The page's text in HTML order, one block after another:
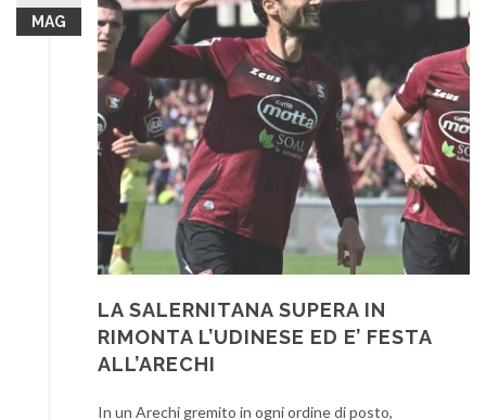
MAG
LA SALERNITANA SUPERA IN
RIMONTA L’UDINESE ED E’ FESTA
ALL’ARECHI
In un Arechi gremito in ogni ordine di posto,